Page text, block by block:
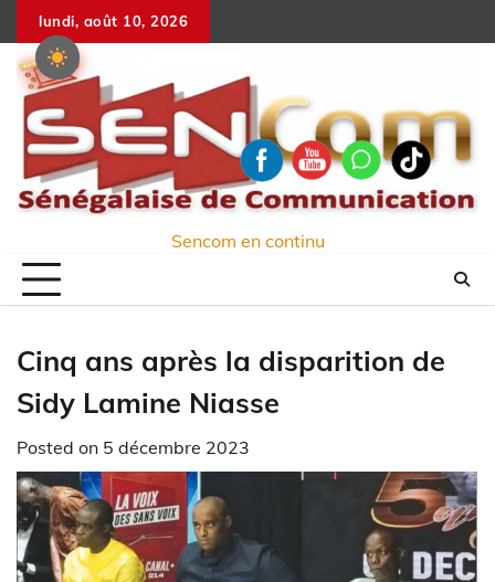
to
content
lundi, août 10, 2026
Sencom en continu
Cinq ans après la disparition de
Sidy Lamine Niasse
Posted on 5 décembre 2023